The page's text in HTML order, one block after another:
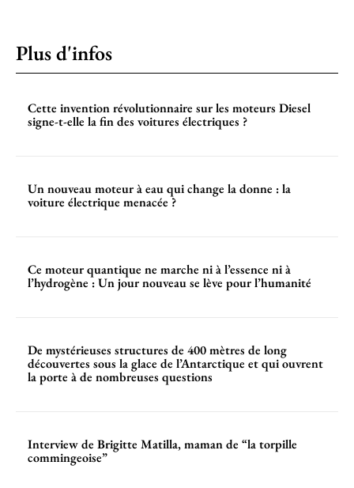
Plus d'infos
Cette invention révolutionnaire sur les moteurs Diesel
signe-t-elle la fin des voitures électriques ?
Un nouveau moteur à eau qui change la donne : la
voiture électrique menacée ?
Ce moteur quantique ne marche ni à l’essence ni à
l’hydrogène : Un jour nouveau se lève pour l’humanité
De mystérieuses structures de 400 mètres de long
découvertes sous la glace de l’Antarctique et qui ouvrent
la porte à de nombreuses questions
Interview de Brigitte Matilla, maman de “la torpille
commingeoise”